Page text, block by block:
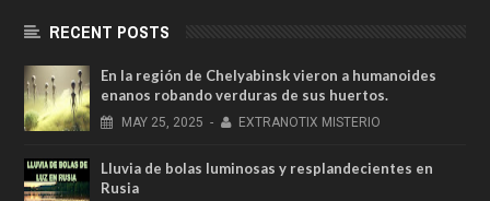
RECENT POSTS
En la región de Chelyabinsk vieron a humanoides
enanos robando verduras de sus huertos.
MAY 25, 2025 - EXTRANOTIX MISTERIO
Lluvia de bolas luminosas y resplandecientes en
Rusia